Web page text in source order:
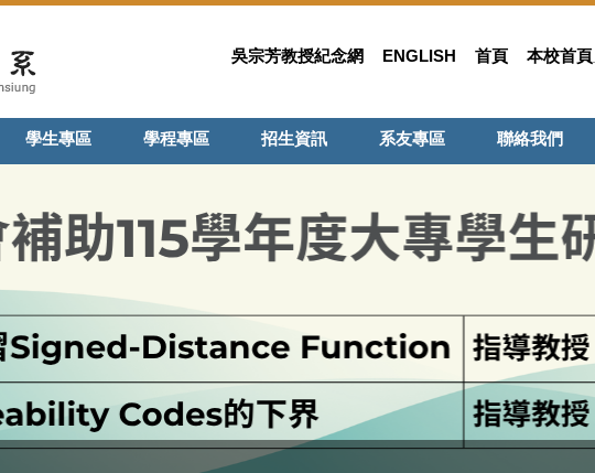
吳宗芳教授紀念網 ENGLISH 首頁 本校首頁
學生專區 學程專區 招生資訊 系友專區 聯絡我們